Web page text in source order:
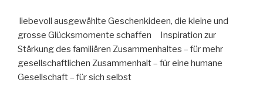
liebevoll ausgewählte Geschenkideen, die kleine und
grosse Glücksmomente schaffen Inspiration zur
Stärkung des familiären Zusammenhaltes – für mehr
gesellschaftlichen Zusammenhalt – für eine humane
Gesellschaft – für sich selbst